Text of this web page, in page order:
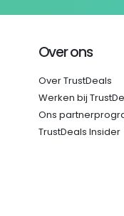
Over ons
Over TrustDeals
Werken bij
Ons
TrustDeals Insider